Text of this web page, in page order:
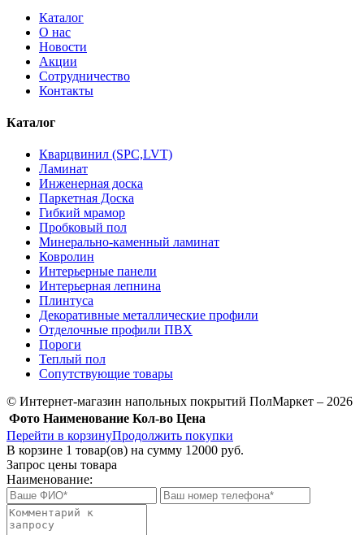
Каталог
О нас
Новости
Акции
Сотрудничество
Контакты
Каталог
Кварцвинил (SPC,LVT)
Ламинат
Инженерная доска
Паркетная Доска
Гибкий мрамор
Пробковый пол
Минерально-каменный ламинат
Ковролин
Интерьерные панели
Интерьерная лепнина
Плинтуса
Декоративные металлические профили
Отделочные профили ПВХ
Пороги
Теплый пол
Сопутствующие товары
© Интернет-магазин напольных покрытий ПолМаркет – 2026
Фото Наименование Кол-во Цена
Перейти в корзинуПродолжить покупки
В корзине 1 товар(ов) на сумму 12000 руб.
Запрос цены товара
Наименование: